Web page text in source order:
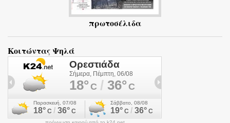
πρωτοσέλιδα
Κοιτώντας Ψηλά